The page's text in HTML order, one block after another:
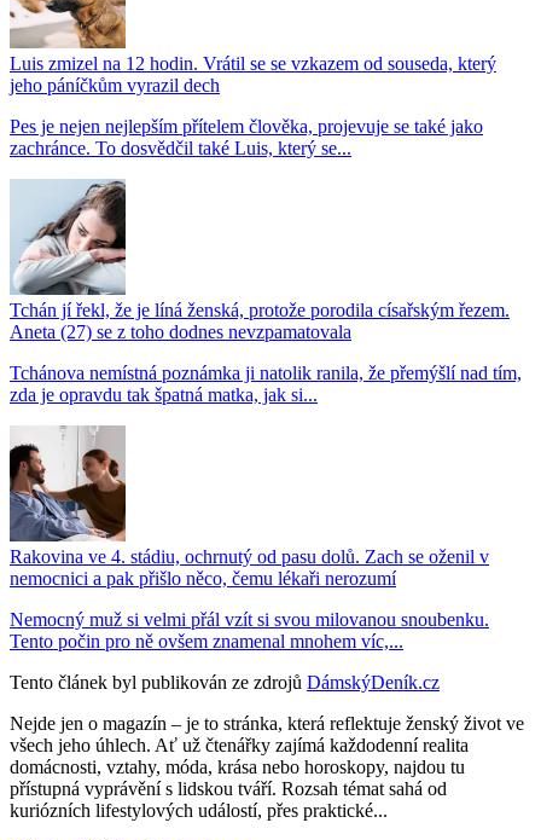
Luis zmizel na 12 hodin. Vrátil se se vzkazem od souseda, který
jeho páníčkům vyrazil dech
Pes je nejen nejlepším přítelem člověka, projevuje se také jako
zachránce. To dosvědčil také Luis, který se...
Tchán jí řekl, že je líná ženská, protože porodila císařským řezem.
Aneta (27) se z toho dodnes nevzpamatovala
Tchánova nemístná poznámka ji natolik ranila, že přemýšlí nad tím,
zda je opravdu tak špatná matka, jak si...
Rakovina ve 4. stádiu, ochrnutý od pasu dolů. Zach se oženil v
nemocnici a pak přišlo něco, čemu lékaři nerozumí
Nemocný muž si velmi přál vzít si svou milovanou snoubenku.
Tento počin pro ně ovšem znamenal mnohem víc,...
Tento článek byl publikován ze zdrojů DámskýDeník.cz
Nejde jen o magazín – je to stránka, která reflektuje ženský život ve
všech jeho úhlech. Ať už čtenářky zajímá každodenní realita
domácnosti, vztahy, móda, krása nebo horoskopy, najdou tu
přístupná vyprávění s lidskou tváří. Rozsah témat sahá od
kuriózních lifestylových událostí, přes praktické...